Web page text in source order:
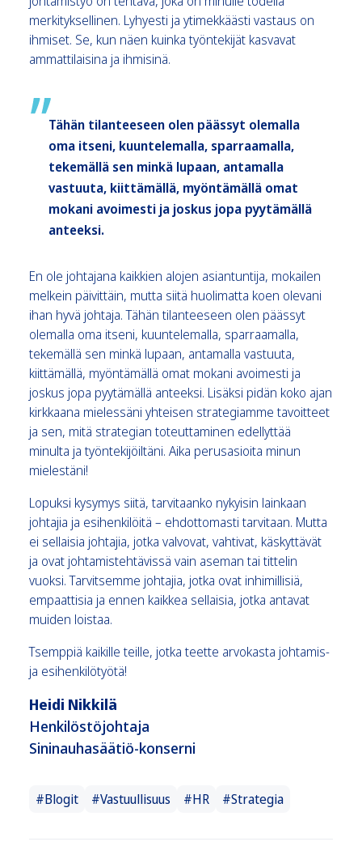
merkityksellinen. Lyhyesti ja ytimekkäästi vastaus on
ihmiset. Se, kun näen kuinka työntekijät kasvavat
ammattilaisina ja ihmisinä.
Tähän tilanteeseen olen päässyt olemalla
oma itseni, kuuntelemalla, sparraamalla,
tekemällä sen minkä lupaan, antamalla
vastuuta, kiittämällä, myöntämällä omat
mokani avoimesti ja joskus jopa pyytämällä
anteeksi.
En ole johtajana kaikkien alojen asiantuntija, mokailen
melkein päivittäin, mutta siitä huolimatta koen olevani
ihan hyvä johtaja. Tähän tilanteeseen olen päässyt
olemalla oma itseni, kuuntelemalla, sparraamalla,
tekemällä sen minkä lupaan, antamalla vastuuta,
kiittämällä, myöntämällä omat mokani avoimesti ja
joskus jopa pyytämällä anteeksi. Lisäksi pidän koko ajan
kirkkaana mielessäni yhteisen strategiamme tavoitteet
ja sen, mitä strategian toteuttaminen edellyttää
minulta ja työntekijöiltäni. Aika perusasioita minun
mielestäni!
Lopuksi kysymys siitä, tarvitaanko nykyisin lainkaan
johtajia ja esihenkilöitä – ehdottomasti tarvitaan. Mutta
ei sellaisia johtajia, jotka valvovat, vahtivat, käskyttävät
ja ovat johtamistehtävissä vain aseman tai tittelin
vuoksi. Tarvitsemme johtajia, jotka ovat inhimillisiä,
empaattisia ja ennen kaikkea sellaisia, jotka antavat
muiden loistaa.
Tsemppiä kaikille teille, jotka teette arvokasta johtamis-
ja esihenkilötyötä!
Heidi Nikkilä
Henkilöstöjohtaja
Sininauhasäätiö-konserni
#Blogit #Vastuullisuus #HR #Strategia